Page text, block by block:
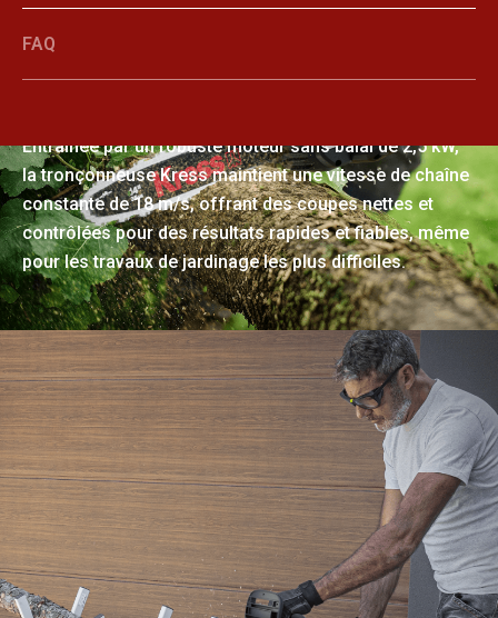
FAQ
Entraînée par un robuste moteur sans balai de 2,5 kW,
la tronçonneuse Kress maintient une vitesse de chaîne
constante de 18 m/s, offrant des coupes nettes et
contrôlées pour des résultats rapides et fiables, même
pour les travaux de jardinage les plus difficiles.